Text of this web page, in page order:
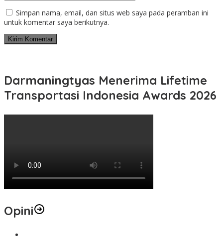
Simpan nama, email, dan situs web saya pada peramban ini
untuk komentar saya berikutnya.
Darmaningtyas Menerima Lifetime
Transportasi Indonesia Awards 2026
Opini